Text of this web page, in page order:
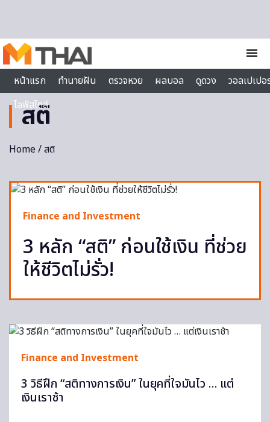
menu
หน้าแรก
ทำนายฝัน ตรวจหวย ผลบอล ดูดวง
วอลเปเป
ไลฟ์สไตล์
สติ
Home/ สติ
Finance and Investment
3 หลัก “สติ” ก่อนใช้เงิน ที่ช่วย
ให้ชีวิตไม่รั่ว!
Finance and Investment
3 วิธีฝึก “สติทางการเงิน” ในยุคที่ใจมันไว … แต่
เงินเราช้า